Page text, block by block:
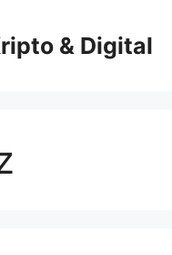
& Digital